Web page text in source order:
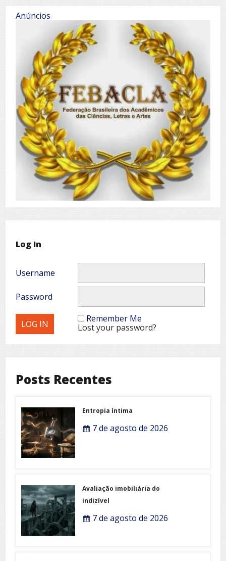
Anúncios
Log In
Username
Password
Remember Me
Lost your password?
Posts Recentes
Entropia íntima
7 de agosto de 2026
Avaliação imobiliária do
indizível
7 de agosto de 2026